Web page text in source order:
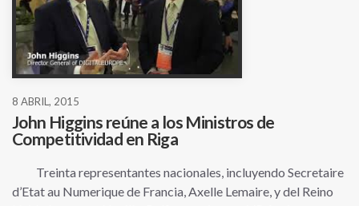
8 ABRIL, 2015
John Higgins reúne a los Ministros de
Competitividad en Riga
Treinta representantes nacionales, incluyendo Secretaire
d’Etat au Numerique de Francia, Axelle Lemaire, y del Reino